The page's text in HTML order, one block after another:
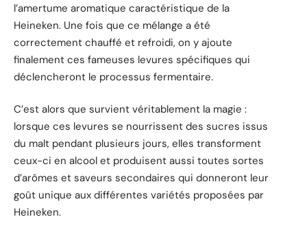
l’amertume aromatique caractéristique de la
Heineken. Une fois que ce mélange a été
correctement chauffé et refroidi, on y ajoute
finalement ces fameuses levures spécifiques qui
déclencheront le processus fermentaire.
C’est alors que survient véritablement la magie :
lorsque ces levures se nourrissent des sucres issus
du malt pendant plusieurs jours, elles transforment
ceux-ci en alcool et produisent aussi toutes sortes
d’arômes et saveurs secondaires qui donneront leur
goût unique aux différentes variétés proposées par
Heineken.